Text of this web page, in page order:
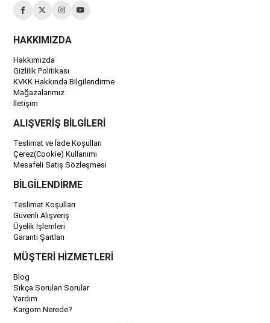
HAKKIMIZDA
Hakkımızda
Gizlilik Politikası
KVKK Hakkında Bilgilendirme
Mağazalarımız
İletişim
ALIŞVERİŞ BİLGİLERİ
Teslimat ve İade Koşulları
Çerez(Cookie) Kullanımı
Mesafeli Satış Sözleşmesi
BİLGİLENDİRME
Teslimat Koşulları
Güvenli Alışveriş
Üyelik İşlemleri
Garanti Şartları
MÜŞTERİ HİZMETLERİ
Blog
Sıkça Sorulan Sorular
Yardım
Kargom Nerede?